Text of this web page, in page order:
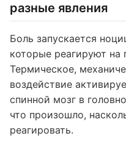
разные явления
Боль запускается
которые реагируют на
Термическое,
воздействие
спинной мозг в
что произошло,
реагировать.